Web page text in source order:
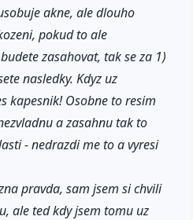
akne, ale dlouho
pokud to ale
zasahovat, tak se za 1)
nasledky. Kdyz uz
kapesnik! Osobne to resim
a zasahnu tak to
- nedrazdi me to a vyresi
pravda, sam jsem si chvili
ale ted kdy jsem tomu uz